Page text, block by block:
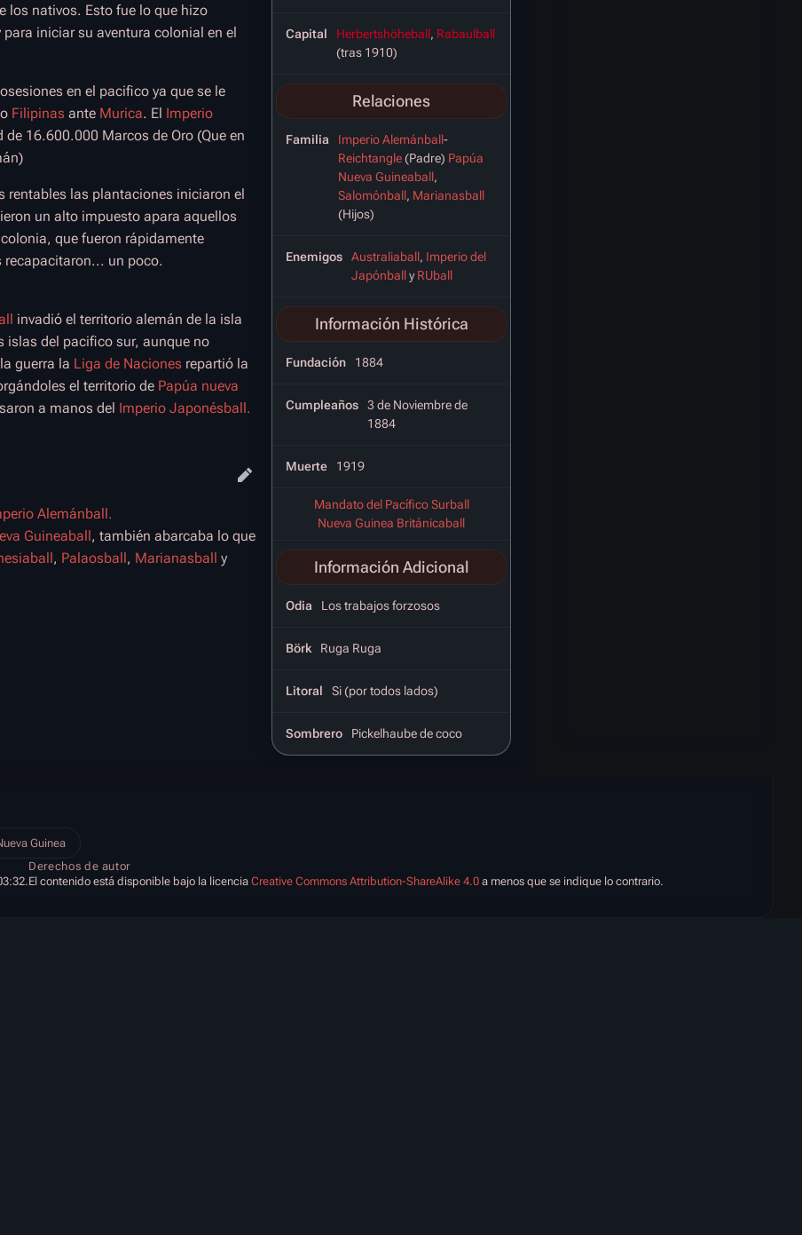
Capital Herbertshöheball, Rabaulball
(tras 1910)
Relaciones
Familia Imperio Alemánball-
Reichtangle(Padre) Papúa
Nueva Guineaball,
Salomónball, Marianasball
(Hijos)
Enemigos Australiaball, Imperio del
JapónballyRUball
Información Histórica
Fundación 1884
Cumpleaños
3 de Noviembre de
1884
Muerte 1919
Mandato del Pacífico Surball
Nueva Guinea Británicaball
Información Adicional
Odia Los trabajos forzosos
Börk Ruga Ruga
Litoral Si (por todos lados)
Sombrero Pickelhaube de coco
los nativos. Esto fue lo que hizo
para iniciar su aventura colonial en el
en el pacifico ya que se le
Filipinas ante Murica. El Imperio
16.600.000 Marcos de Oro (Que en
rentables las plantaciones iniciaron el
un alto impuesto apara aquellos
que fueron rápidamente
un poco.
invadió el territorio alemán de la isla
islas del pacifico sur, aunque no
guerra la Liga de Naciones repartió la
el territorio de Papúa nueva
a manos del Imperio Japonésball.
Alemánball.
Guineaball, también abarcaba lo que
, Palaosball, Marianasball y
Guinea
Derechos de autor
El contenido está disponible bajo la licencia Creative Commons Attribution-ShareAlike 4.0 a menos que se indique lo contrario.